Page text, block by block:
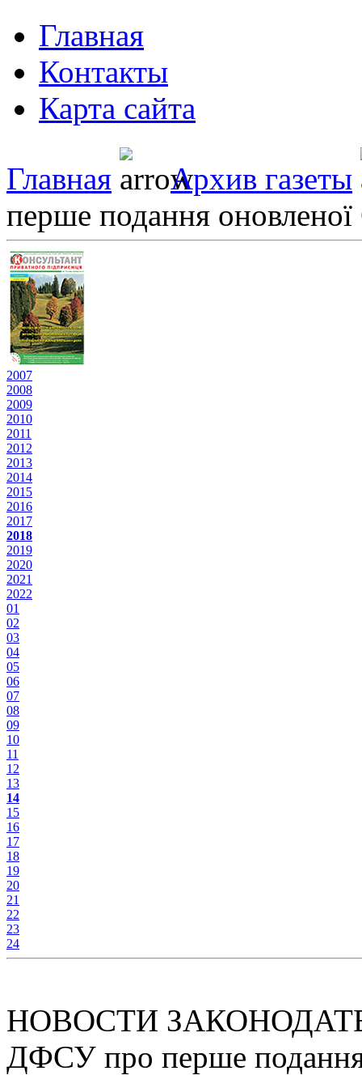
Главная
Контакты
Карта сайта
Главная
Архив газеты
перше подання оновленої
2007
2008
2009
2010
2011
2012
2013
2014
2015
2016
2017
2018
2019
2020
2021
2022
01
02
03
04
05
06
07
08
09
10
11
12
13
14
15
16
17
18
19
20
21
22
23
24
НОВОСТИ
ДФСУ про перше подання